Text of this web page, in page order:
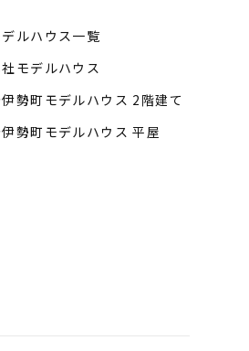
ルハウス一覧
モデルハウス
勢町モデルハウス 2階建て
勢町モデルハウス 平屋